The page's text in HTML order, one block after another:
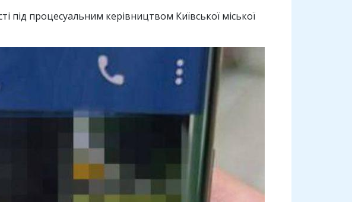
під процесуальним керівництвом Київської міської